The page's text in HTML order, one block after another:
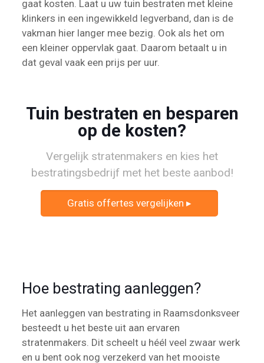
gaat kosten. Laat u uw tuin bestraten met kleine
klinkers in een ingewikkeld legverband, dan is de
vakman hier langer mee bezig. Ook als het om
een kleiner oppervlak gaat. Daarom betaalt u in
dat geval vaak een prijs per uur.
Tuin bestraten en besparen
op de kosten?
Vergelijk stratenmakers en kies het
bestratingsbedrijf met het beste aanbod!
Gratis offertes vergelijken ▸
Hoe bestrating aanleggen?
Het aanleggen van bestrating in Raamsdonksveer
besteedt u het beste uit aan ervaren
stratenmakers. Dit scheelt u héél veel zwaar werk
en u bent ook nog verzekerd van het mooiste